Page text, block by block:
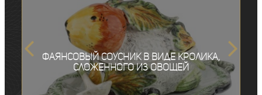
Фаянсовый соусник в виде кролика,
сложенного из овощей